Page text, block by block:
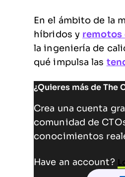
En el ámbito de la
híbridos y remotos
la ingeniería de
qué impulsa las
¿Quieres más de The
Crea una cuenta
comunidad de
conocimientos
Have an account?